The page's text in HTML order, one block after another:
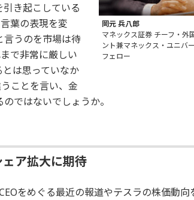
岡元 兵八郎
マネックス証券 チーフ・外
ント兼マネックス・ユニバ
フェロー
き起こしている
葉の表現を変
言うのを市場は待
で非常に厳しい
は思っていなか
ことを言い、金
ではないでしょうか。
ア拡大に期待
をめぐる最近の報道やテスラの株価動向